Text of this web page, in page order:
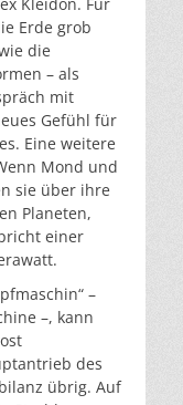
Erde grob
die
– als
mit
Gefühl für
Eine weitere
Mond und
sie über ihre
Planeten,
einer
–
–, kann
des
übrig. Auf